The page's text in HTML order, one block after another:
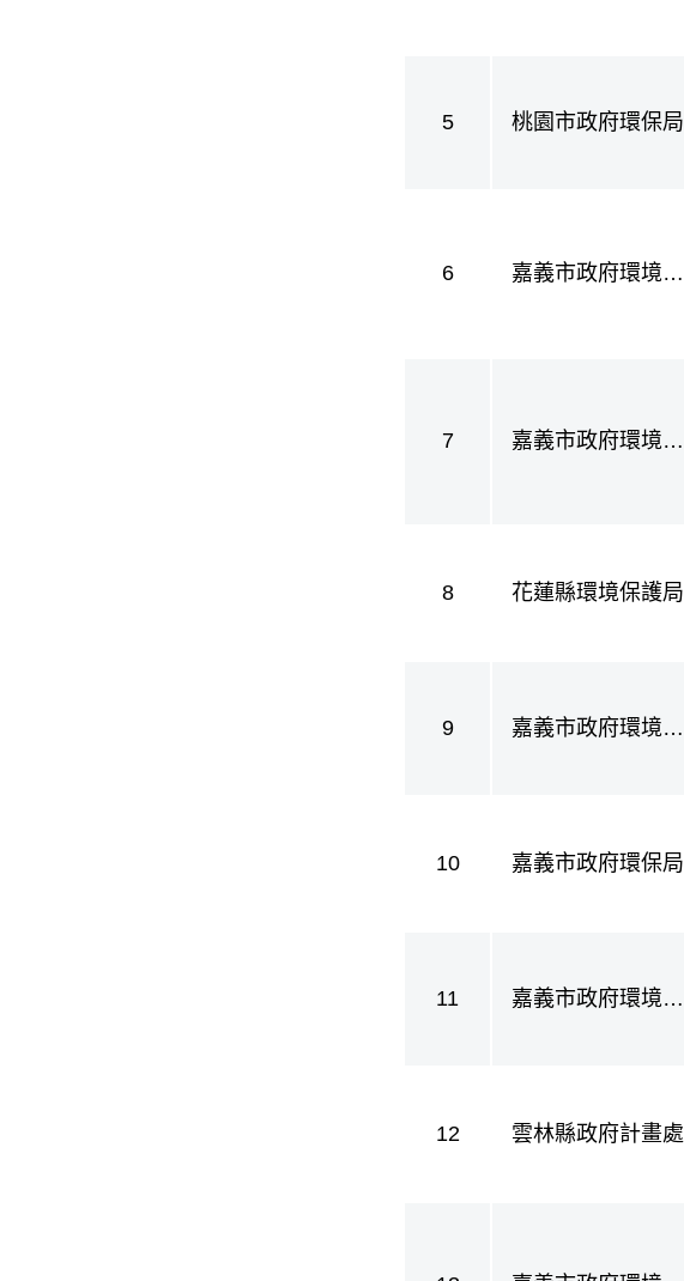
5 桃園市政府環保局
6
嘉義市政府環境保
7
嘉義市政府環境保
8 花蓮縣環境保護局
9
嘉義市政府環境保
10 嘉義市政府環保局
11
嘉義市政府環境保
12 雲林縣政府計畫處